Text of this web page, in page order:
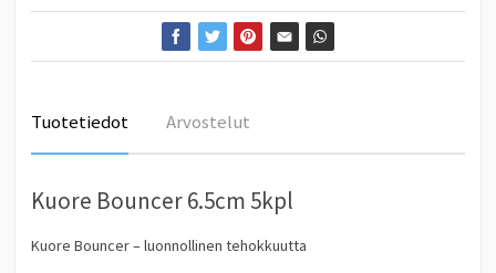
Tuotetiedot Arvostelut
Kuore Bouncer 6.5cm 5kpl
Kuore Bouncer – luonnollinen tehokkuutta